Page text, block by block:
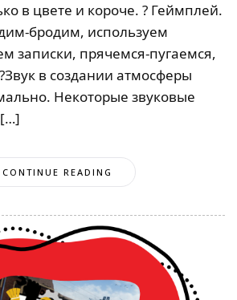
в цвете и короче. ? Геймплей.
бродим, используем
записки, прячемся-пугаемся,
в создании атмосферы
Некоторые звуковые
CONTINUE READING